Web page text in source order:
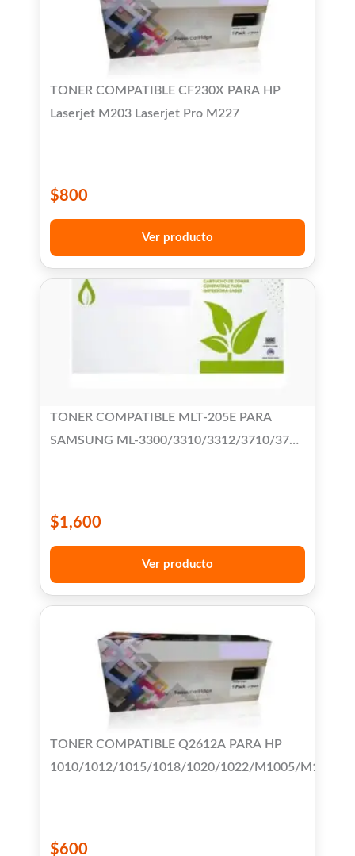
TONER COMPATIBLE CF230X PARA HP
Laserjet M203 Laserjet Pro M227
$800
Ver producto
TONER COMPATIBLE MLT-205E PARA
SAMSUNG ML-3300/3310/3312/3710/3712
$1,600
Ver producto
TONER COMPATIBLE Q2612A PARA HP
1010/1012/1015/1018/1020/1022/M1005/
$600